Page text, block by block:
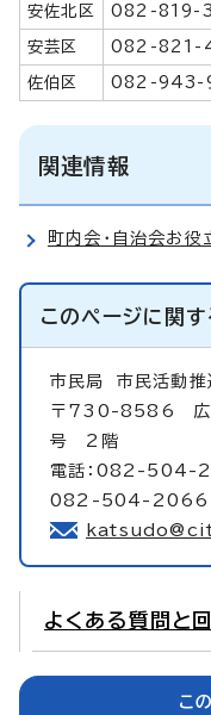
安佐北区 082-819-
安芸区 082-821-
佐伯区 082-943-
関連情報
町内会・自治会お役
このページに関す
市民局 市民活動推
〒730-8586 広
号 2階
電話：082-504-
082-504-2066
よくある質問と
こ